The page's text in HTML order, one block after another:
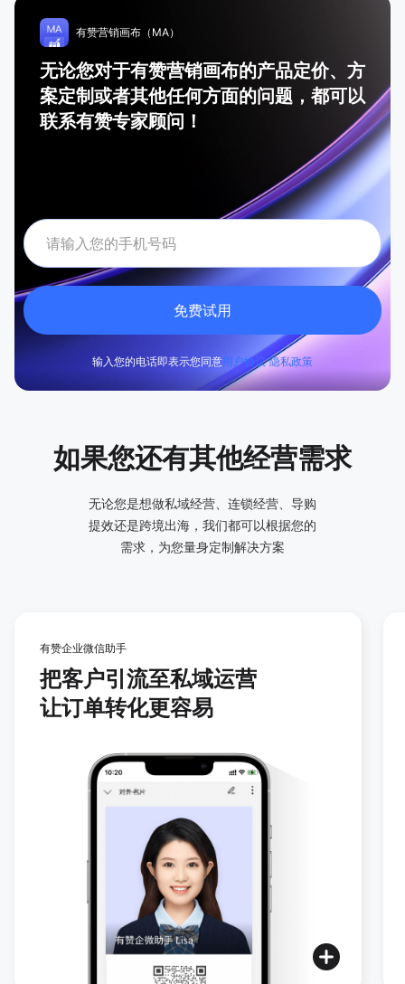
有赞营销画布（MA）
无论您对于有赞营销画布的产品定价、方
案定制或者其他任何方面的问题，都可以
联系有赞专家顾问！
免费试用
输入您的电话即表示您同意用户协议 隐私政策
如果您还有其他经营需求
无论您是想做私域经营、连锁经营、导购
提效还是跨境出海，我们都可以根据您的
需求，为您量身定制解决方案
有赞企业微信助手
把客户引流至私域运营
让订单转化更容易